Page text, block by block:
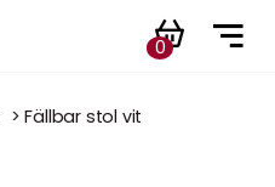
0
> Fällbar stol vit